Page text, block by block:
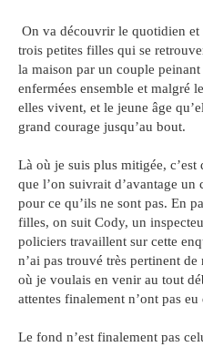
On va découvrir le quotidien
trois petites filles qui se
la maison par un couple
enfermées ensemble et malgré
elles vivent, et le jeune âge
grand courage jusqu’au bout.
Là où je suis plus mitigée,
que l’on suivrait d’avantage un
pour ce qu’ils ne sont pas. En
filles, on suit Cody, un
policiers travaillent sur cette
n’ai pas trouvé très pertinent
où je voulais en venir au tout
attentes finalement n’ont pas eu
Le fond n’est finalement pas